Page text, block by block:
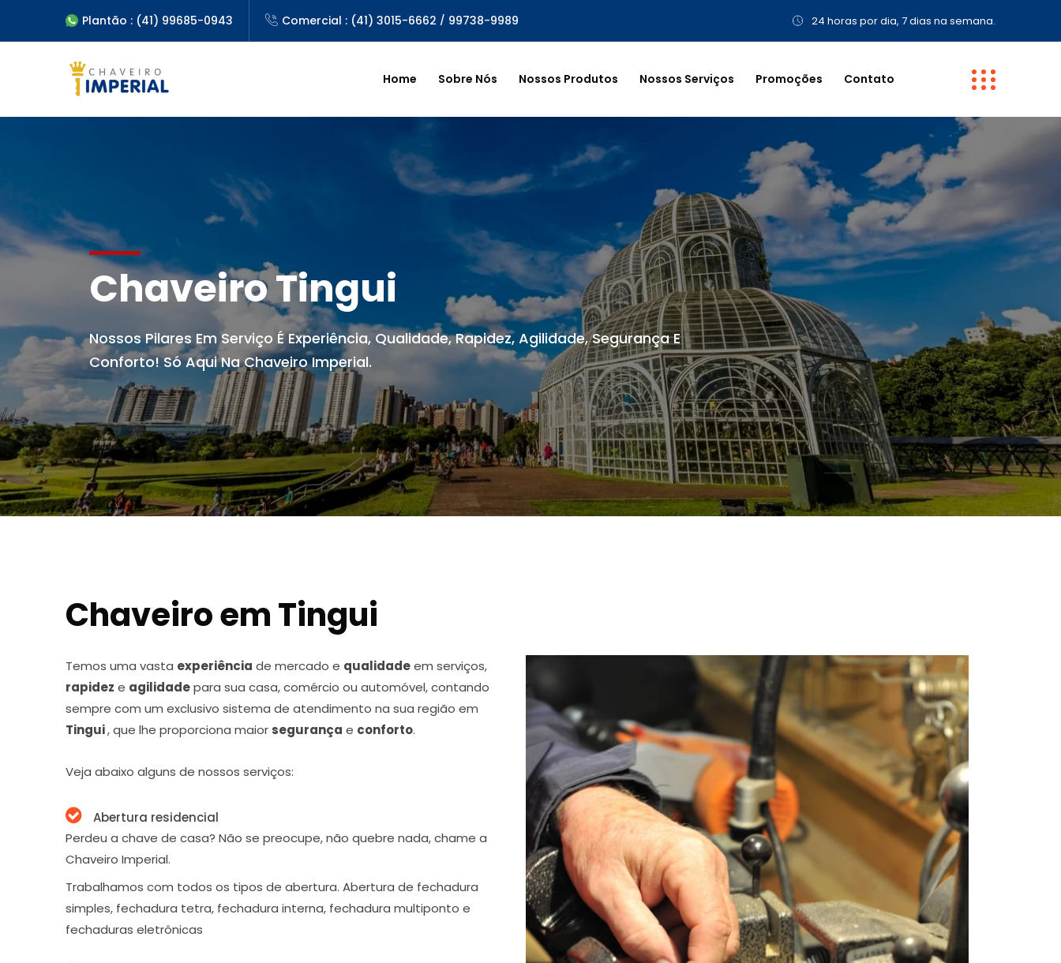
Plantão : (41) 99685-0943 Comercial : (41) 3015-6662 / 99738-9989 24 horas por dia, 7 dias na semana.
Home Sobre Nós Nossos Produtos Nossos Serviços Promoções Contato
Chaveiro Tingui
Nossos Pilares Em Serviço É Experiência, Qualidade, Rapidez, Agilidade, Segurança E
Conforto! Só Aqui Na Chaveiro Imperial.
Chaveiro em Tingui
Temos uma vasta experiência de mercado e qualidadeem serviços,
rapidez e agilidadepara sua casa, comércio ou automóvel, contando
sempre com um exclusivo sistema de atendimento na sua região em
Tingui, que lhe proporciona maior segurança e conforto.
Veja abaixo alguns de nossos serviços:
Abertura residencial
Perdeu a chave de casa? Não se preocupe, não quebre nada, chame a
Chaveiro Imperial.
Trabalhamos com todos os tipos de abertura. Abertura de fechadura
simples, fechadura tetra, fechadura interna, fechadura multiponto e
fechaduras eletrônicas